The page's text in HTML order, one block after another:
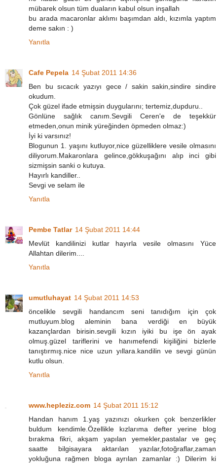
mübarek olsun tüm duaların kabul olsun inşallah
bu arada macaronlar aklımı başımdan aldı, kızımla yaptım
deme sakın : )
Yanıtla
Cafe Pepela 14 Şubat 2011 14:36
Ben bu sıcacık yazıyı gece / sakin sakin,sindire sindire
okudum.
Çok güzel ifade etmişsin duygularını; tertemiz,dupduru..
Gönlüne sağlık canım.Sevgili Ceren'e de teşekkür
etmeden,onun minik yüreğinden öpmeden olmaz:)
İyi ki varsınız!
Blogunun 1. yaşını kutluyor,nice güzelliklere vesile olmasını
diliyorum.Makaronlara gelince,gökkuşağını alıp inci gibi
sizmişsin sanki o kutuya.
Hayırlı kandiller..
Sevgi ve selam ile
Yanıtla
Pembe Tatlar 14 Şubat 2011 14:44
Mevlüt kandilinizi kutlar hayırla vesile olmasını Yüce
Allahtan dilerim....
Yanıtla
umutluhayat 14 Şubat 2011 14:53
öncelikle sevgili handancım seni tanıdığım için çok
mutluyum.blog aleminin bana verdiği en büyük
kazançlardan birisin.sevgili kızın iyiki bu işe ön ayak
olmuş.güzel tariflerini ve hanımefendi kişiliğini bizlerle
tanıştırmış.nice nice uzun yıllara.kandilin ve sevgi günün
kutlu olsun.
Yanıtla
www.hepleziz.com 14 Şubat 2011 15:12
Handan hanım 1.yaş yazınızı okurken çok benzerlikler
buldum kendimle.Özellikle kızlarıma defter yerine blog
bırakma fikri, akşam yapılan yemekler,pastalar ve geç
saatte bilgisayara aktarılan yazılar,fotoğraflar,zaman
yokluğuna rağmen bloga ayrılan zamanlar :) Dilerim ki